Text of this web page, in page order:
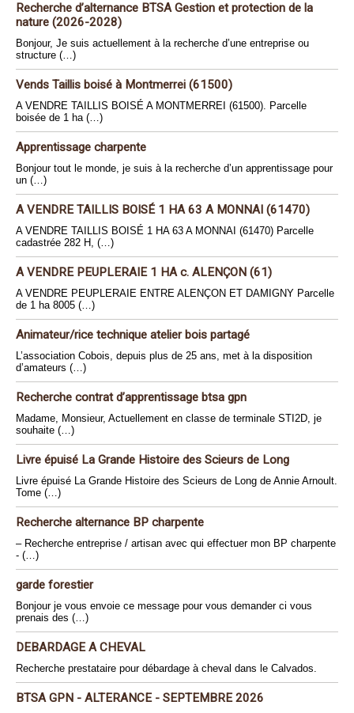
Recherche d’alternance BTSA Gestion et protection de la
nature (2026-2028)
Bonjour, Je suis actuellement à la recherche d’une entreprise ou
structure (…)
Vends Taillis boisé à Montmerrei (61500)
A VENDRE TAILLIS BOISÉ A MONTMERREI (61500). Parcelle
boisée de 1 ha (…)
Apprentissage charpente
Bonjour tout le monde, je suis à la recherche d’un apprentissage pour
un (…)
A VENDRE TAILLIS BOISÉ 1 HA 63 A MONNAI (61470)
A VENDRE TAILLIS BOISÉ 1 HA 63 A MONNAI (61470) Parcelle
cadastrée 282 H, (…)
A VENDRE PEUPLERAIE 1 HA c. ALENÇON (61)
A VENDRE PEUPLERAIE ENTRE ALENÇON ET DAMIGNY Parcelle
de 1 ha 8005 (…)
Animateur/rice technique atelier bois partagé
L’association Cobois, depuis plus de 25 ans, met à la disposition
d’amateurs (…)
Recherche contrat d’apprentissage btsa gpn
Madame, Monsieur, Actuellement en classe de terminale STI2D, je
souhaite (…)
Livre épuisé La Grande Histoire des Scieurs de Long
Livre épuisé La Grande Histoire des Scieurs de Long de Annie Arnoult.
Tome (…)
Recherche alternance BP charpente
– Recherche entreprise / artisan avec qui effectuer mon BP charpente
- (…)
garde forestier
Bonjour je vous envoie ce message pour vous demander ci vous
prenais des (…)
DEBARDAGE A CHEVAL
Recherche prestataire pour débardage à cheval dans le Calvados.
BTSA GPN - ALTERANCE - SEPTEMBRE 2026